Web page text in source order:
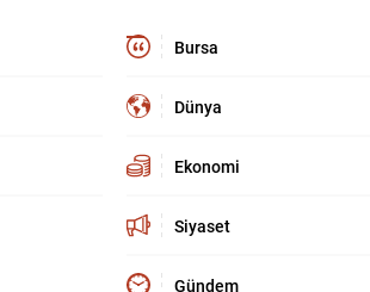
Bursa
Dünya
Ekonomi
Siyaset
Gündem